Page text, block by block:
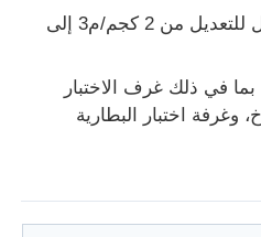
كمية الأسمنت: نطاق قابل للتعديل من 2 كجم/م3 إلى
بما في ذلك غرف الاختبار
وغرفة اختبار البطارية